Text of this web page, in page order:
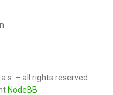
– all rights reserved.
NodeBB